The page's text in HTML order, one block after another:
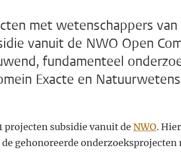
met wetenschappers
vanuit de NWO Open
fundamenteel
Exacte en
projecten subsidie vanuit deNWO.
gehonoreerde onderzoeksprojecten